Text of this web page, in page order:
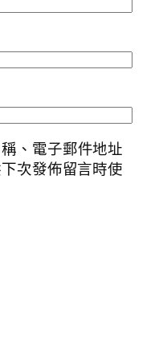
、電子郵件地址
次發佈留言時使